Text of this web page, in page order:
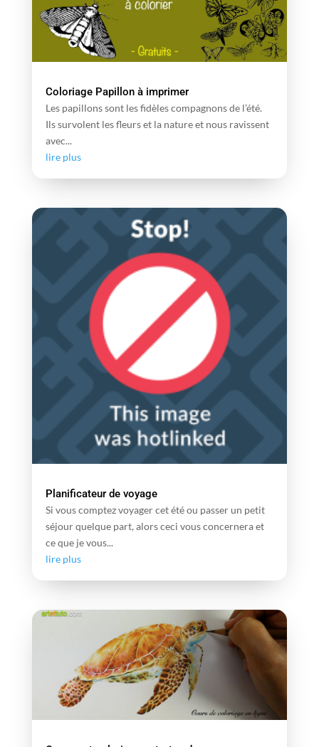
Coloriage Papillon à imprimer
Les papillons sont les fidèles compagnons de l’été.
Ils survolent les fleurs et la nature et nous ravissent
avec...
lire plus
Planificateur de voyage
Si vous comptez voyager cet été ou passer un petit
séjour quelque part, alors ceci vous concernera et
ce que je vous...
lire plus